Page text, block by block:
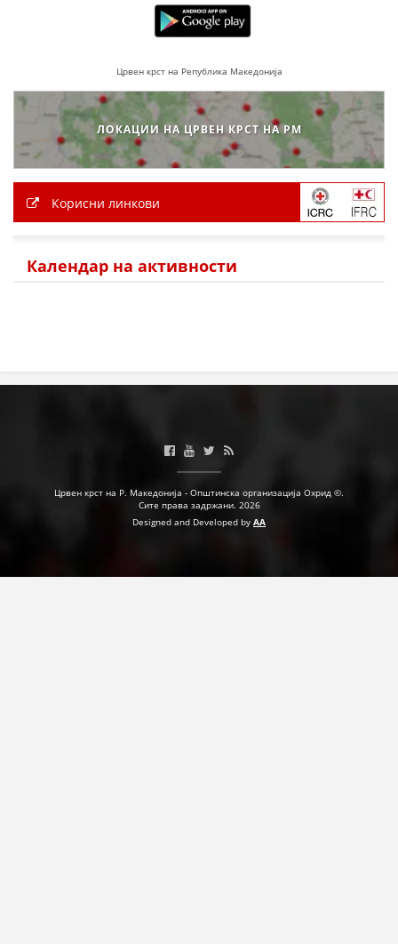
ДЕЈСТВУВАЊЕ
ЕДУКАТИВНО ИНФОРМАТИВНИ МАТЕРИЈАЛИ
Црвен крст на Република Македонија
ЛОКАЦИИ НА ЦРВЕН КРСТ НА РМ
Корисни линкови
Календар на активности
Црвен крст на Р. Македонија - Општинска организација Охрид ©.
Сите права задржани. 2026
Designed and Developed by AA